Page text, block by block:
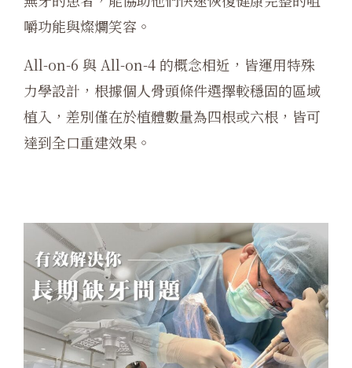
嚼功能與燦爛笑容。
All-on-6 與 All-on-4 的概念相近，皆運用特殊
力學設計，根據個人骨頭條件選擇較穩固的區域
植入，差別僅在於植體數量為四根或六根，皆可
達到全口重建效果。